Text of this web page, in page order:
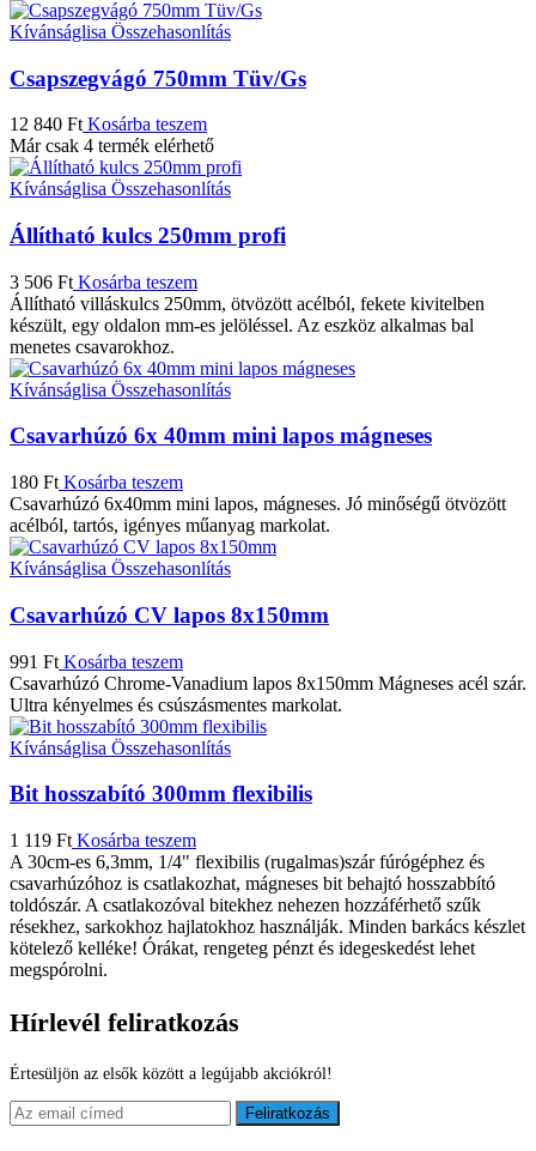
Kívánságlisa Összehasonlítás
Csapszegvágó 750mm Tüv/Gs
12 840 Ft Kosárba teszem
Már csak 4 termék elérhető
Kívánságlisa Összehasonlítás
Állítható kulcs 250mm profi
3 506 Ft Kosárba teszem
Állítható villáskulcs 250mm, ötvözött acélból, fekete kivitelben
készült, egy oldalon mm-es jelöléssel. Az eszköz alkalmas bal
menetes csavarokhoz.
Kívánságlisa Összehasonlítás
Csavarhúzó 6x 40mm mini lapos mágneses
180 Ft Kosárba teszem
Csavarhúzó 6x40mm mini lapos, mágneses. Jó minőségű ötvözött
acélból, tartós, igényes műanyag markolat.
Kívánságlisa Összehasonlítás
Csavarhúzó CV lapos 8x150mm
991 Ft Kosárba teszem
Csavarhúzó Chrome-Vanadium lapos 8x150mm Mágneses acél szár.
Ultra kényelmes és csúszásmentes markolat.
Kívánságlisa Összehasonlítás
Bit hosszabító 300mm flexibilis
1 119 Ft Kosárba teszem
A 30cm-es 6,3mm, 1/4" flexibilis (rugalmas)szár fúrógéphez és
csavarhúzóhoz is csatlakozhat, mágneses bit behajtó hosszabbító
toldószár. A csatlakozóval bitekhez nehezen hozzáférhető szűk
résekhez, sarkokhoz hajlatokhoz használják. Minden barkács készlet
kötelező kelléke! Órákat, rengeteg pénzt és idegeskedést lehet
megspórolni.
Hírlevél feliratkozás
Értesüljön az elsők között a legújabb akciókról!
Feliratkozás